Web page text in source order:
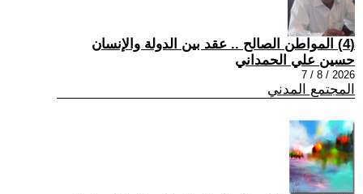
(4) المواطن الصالح .. عقد بين الدولة والإنسان
حسين علي الحمداني
2026 / 8 / 7
المجتمع المدني